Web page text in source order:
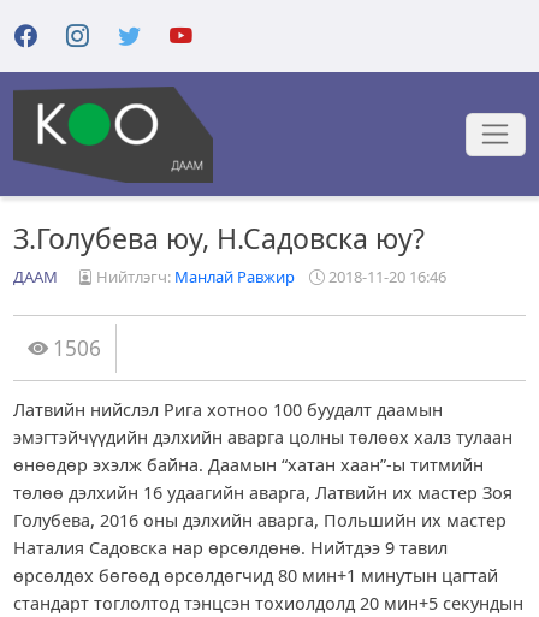
З.Голубева юу, Н.Садовска юу?
ДААМ Нийтлэгч: Манлай Равжир 2018-11-20 16:46
1506
Латвийн нийслэл Рига хотноо 100 буудалт даамын
эмэгтэйчүүдийн дэлхийн аварга цолны төлөөх халз тулаан
өнөөдөр эхэлж байна. Даамын “хатан хаан”-ы титмийн
төлөө дэлхийн 16 удаагийн аварга, Латвийн их мастер Зоя
Голубева, 2016 оны дэлхийн аварга, Польшийн их мастер
Наталия Садовска нар өрсөлдөнө. Нийтдээ 9 тавил
өрсөлдөх бөгөөд өрсөлдөгчид 80 мин+1 минутын цагтай
стандарт тоглолтод тэнцсэн тохиолдолд 20 мин+5 секундын